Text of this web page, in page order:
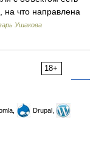
что направлена
Ушакова
18+
Drupal,